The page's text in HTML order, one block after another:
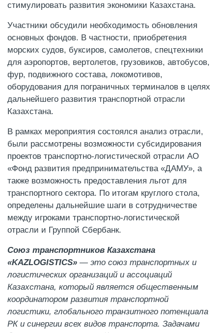
стимулировать развития экономики Казахстана.
Участники обсудили необходимость обновления
основных фондов. В частности, приобретения
морских судов, буксиров, самолетов, спецтехники
для аэропортов, вертолетов, грузовиков, автобусов,
фур, подвижного состава, локомотивов,
оборудования для пограничных терминалов в целях
дальнейшего развития транспортной отрасли
Казахстана.
В рамках мероприятия состоялся анализ отрасли,
были рассмотрены возможности субсидирования
проектов транспортно-логистической отрасли АО
«Фонд развития предпринимательства «ДАМУ», а
также возможность предоставления льгот для
транспортного сектора. По итогам круглого стола,
определены дальнейшие шаги в сотрудничестве
между игроками транспортно-логистической
отрасли и Группой Сбербанк.
Союз транспортников Казахстана
«KAZLOGISTICS» — это союз транспортных и
логистических организаций и ассоциаций
Казахстана, который является общественным
координатором развития транспортной
логистики, глобального транзитного потенциала
РК и синергии всех видов транспорта. Задачами